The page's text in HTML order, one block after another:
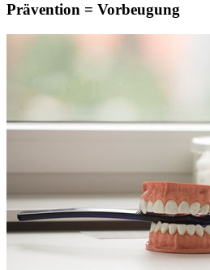
Prävention = Vorbeugung